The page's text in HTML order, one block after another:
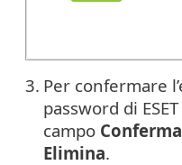
3. Per confermare
password di
campo
Elimina.